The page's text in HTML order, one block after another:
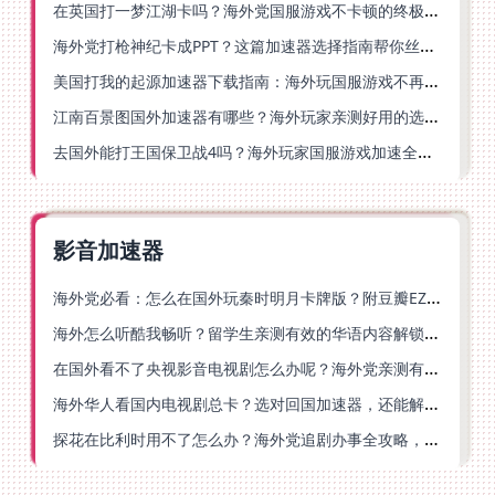
在英国打一梦江湖卡吗？海外党国服游戏不卡顿的终极解法
海外党打枪神纪卡成PPT？这篇加速器选择指南帮你丝滑上分
美国打我的起源加速器下载指南：海外玩国服游戏不再卡的终极方案
江南百景图国外加速器有哪些？海外玩家亲测好用的选择与避坑指南
去国外能打王国保卫战4吗？海外玩家国服游戏加速全攻略（附公主连结幻想江湖实测）
影音加速器
海外党必看：怎么在国外玩秦时明月卡牌版？附豆瓣EZCast地区限制破解法
海外怎么听酷我畅听？留学生亲测有效的华语内容解锁指南
在国外看不了央视影音电视剧怎么办呢？海外党亲测有效的回国加速方案
海外华人看国内电视剧总卡？选对回国加速器，还能解决菲律宾打不开反诈中心的问题
探花在比利时用不了怎么办？海外党追剧办事全攻略，选对加速器就够了